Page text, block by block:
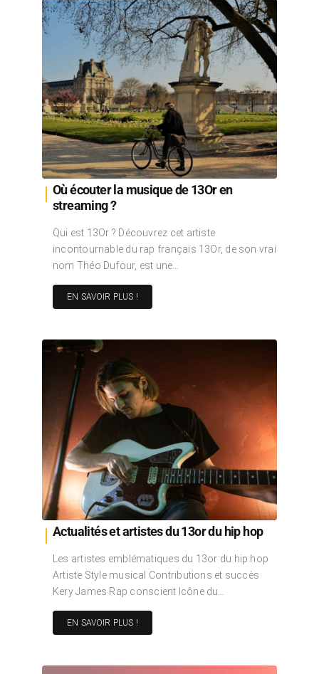
Où écouter la musique de 13Or en
streaming ?
Qui est 13Or ? Découvrez cet artiste
incontournable du rap français 13Or, de son vrai
nom Théo Dufour, est une…
EN SAVOIR PLUS !
Actualités et artistes du 13or du hip hop
Les artistes emblématiques du 13or du hip hop
Artiste Style musical Contributions et succès
Kery James Rap conscient Icône du…
EN SAVOIR PLUS !